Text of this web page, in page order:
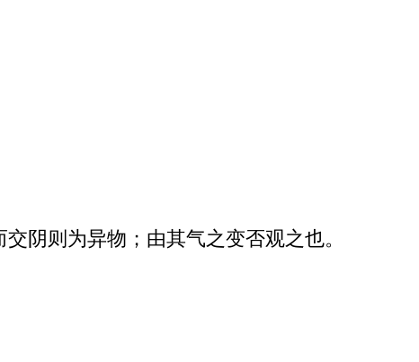
阴则为异物；由其气之变否观之也。